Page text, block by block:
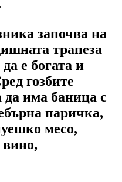
започва на
трапеза
е богата и
гозбите
да има баница с
паричка,
месо,